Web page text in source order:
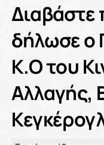
δήλωσε ο
Κ.Ο του
Αλλαγής,